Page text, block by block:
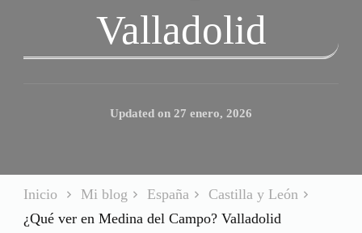
Valladolid
Updated on 27 enero, 2026
Inicio Mi blog España
Castilla y León
¿Qué ver en Medina del Campo? Valladolid